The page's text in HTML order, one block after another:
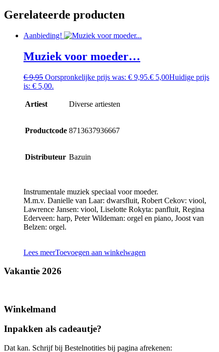
Gerelateerde producten
Aanbieding!
Muziek voor moeder…
€9,95 Oorspronkelijke prijs was: € 9,95.€ 5,00Huidige prijs
is: € 5,00.
Artiest Diverse artiesten
Productcode 8713637936667
Distributeur Bazuin
Instrumentale muziek speciaal voor moeder.
M.m.v. Danielle van Laar: dwarsfluit, Robert Cekov: viool,
Lawrence Jansen: viool, Liselotte Rokyta: panfluit, Regina
Ederveen: harp, Peter Wildeman: orgel en piano, Joost van
Belzen: orgel.
Lees meerToevoegen aan winkelwagen
Vakantie 2026
Winkelmand
Inpakken als cadeautje?
Dat kan. Schrijf bij Bestelnotities bij pagina afrekenen: